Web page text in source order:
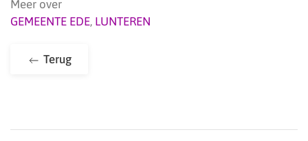
Meer over
GEMEENTE EDE, LUNTEREN
Terug